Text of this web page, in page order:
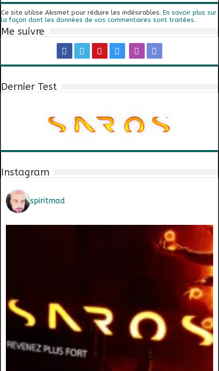
Ce site utilise Akismet pour réduire les indésirables.En savoir plus sur
la façon dont les données de vos commentaires sont traitées.
Me suivre
Dernier Test
Instagram
spiritmad